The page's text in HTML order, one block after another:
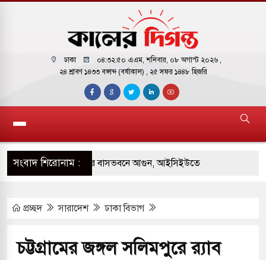
ঢাকা ০৪:৩২:৫১ এএম, শনিবার, ০৮ অগাস্ট ২০২৬ ,
২৪ শ্রাবণ ১৪৩৩ বঙ্গাব্দ (বর্ষাকাল) , ২৫ সফর ১৪৪৮ হিজরি
সংবাদ শিরোনাম :
পাকিস্তানি হাইকমিশনারের বাসভবনে আগুন, আইসিইউতে
হয়ে আসছে ‘স্পেশাল রেসপন্স ব্যাটালিয়ন
প্রচ্ছদ সারাদেশ ঢাকা বিভাগ
চট্টগ্রামের জঙ্গল সলিমপুরে র‍্যাব